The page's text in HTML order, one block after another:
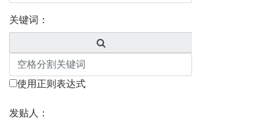
关键词：
使用正则表达式
发贴人：